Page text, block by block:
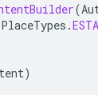
(
PlaceTypes .
)